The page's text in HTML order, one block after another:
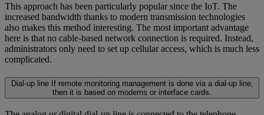
This approach has been particularly popular since the IoT. The
increased bandwidth thanks to modern transmission technologies
also makes this method interesting. The most important advantage
here is that no cable-based network connection is required. Instead,
administrators only need to set up cellular access, which is much less
complicated.
Dial-up line If remote monitoring management is done via a dial-up line,
then it is based on modems or interface cards.